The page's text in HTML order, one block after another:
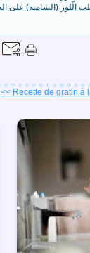
<< Recette de gratin à